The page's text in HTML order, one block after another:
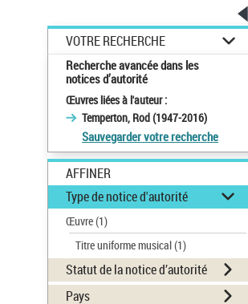
VOTRE RECHERCHE
Recherche avancée dans les
notices d’autorité
Œuvres liées à l'auteur :
Temperton, Rod (1947-2016)
Sauvegarder votre recherche
AFFINER
Type de notice d'autorité
Œuvre(1)
Titre uniforme musical(1)
Statut de la notice d’autorité
Pays